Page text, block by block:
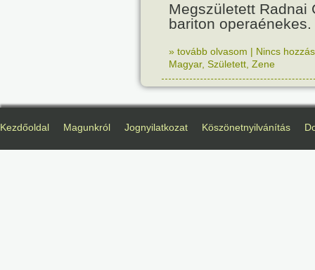
Megszületett Radnai
bariton operaénekes.
» tovább olvasom | Nincs
Magyar, Született Zene
Kezdőoldal Magunkról Jognyilatkozat Köszönetnyilvánítás